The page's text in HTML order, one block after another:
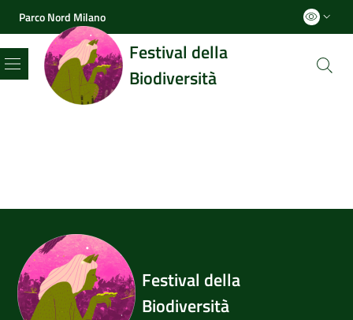
Parco Nord Milano
Festival della
Biodiversità
Menu
Festival della
Biodiversità